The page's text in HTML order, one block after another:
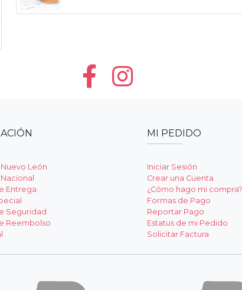
León
Entrega
Seguridad
Reembolso
MI PEDIDO
Iniciar Sesión
Crear una Cuenta
¿Cómo hago mi compra?
Formas de Pago
Reportar Pago
Estatus de mi Pedido
Solicitar Factura